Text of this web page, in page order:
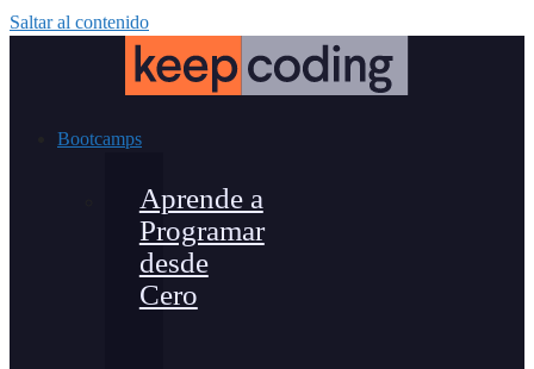
Saltar al contenido
Bootcamps
Aprende a
Programar
desde
Cero